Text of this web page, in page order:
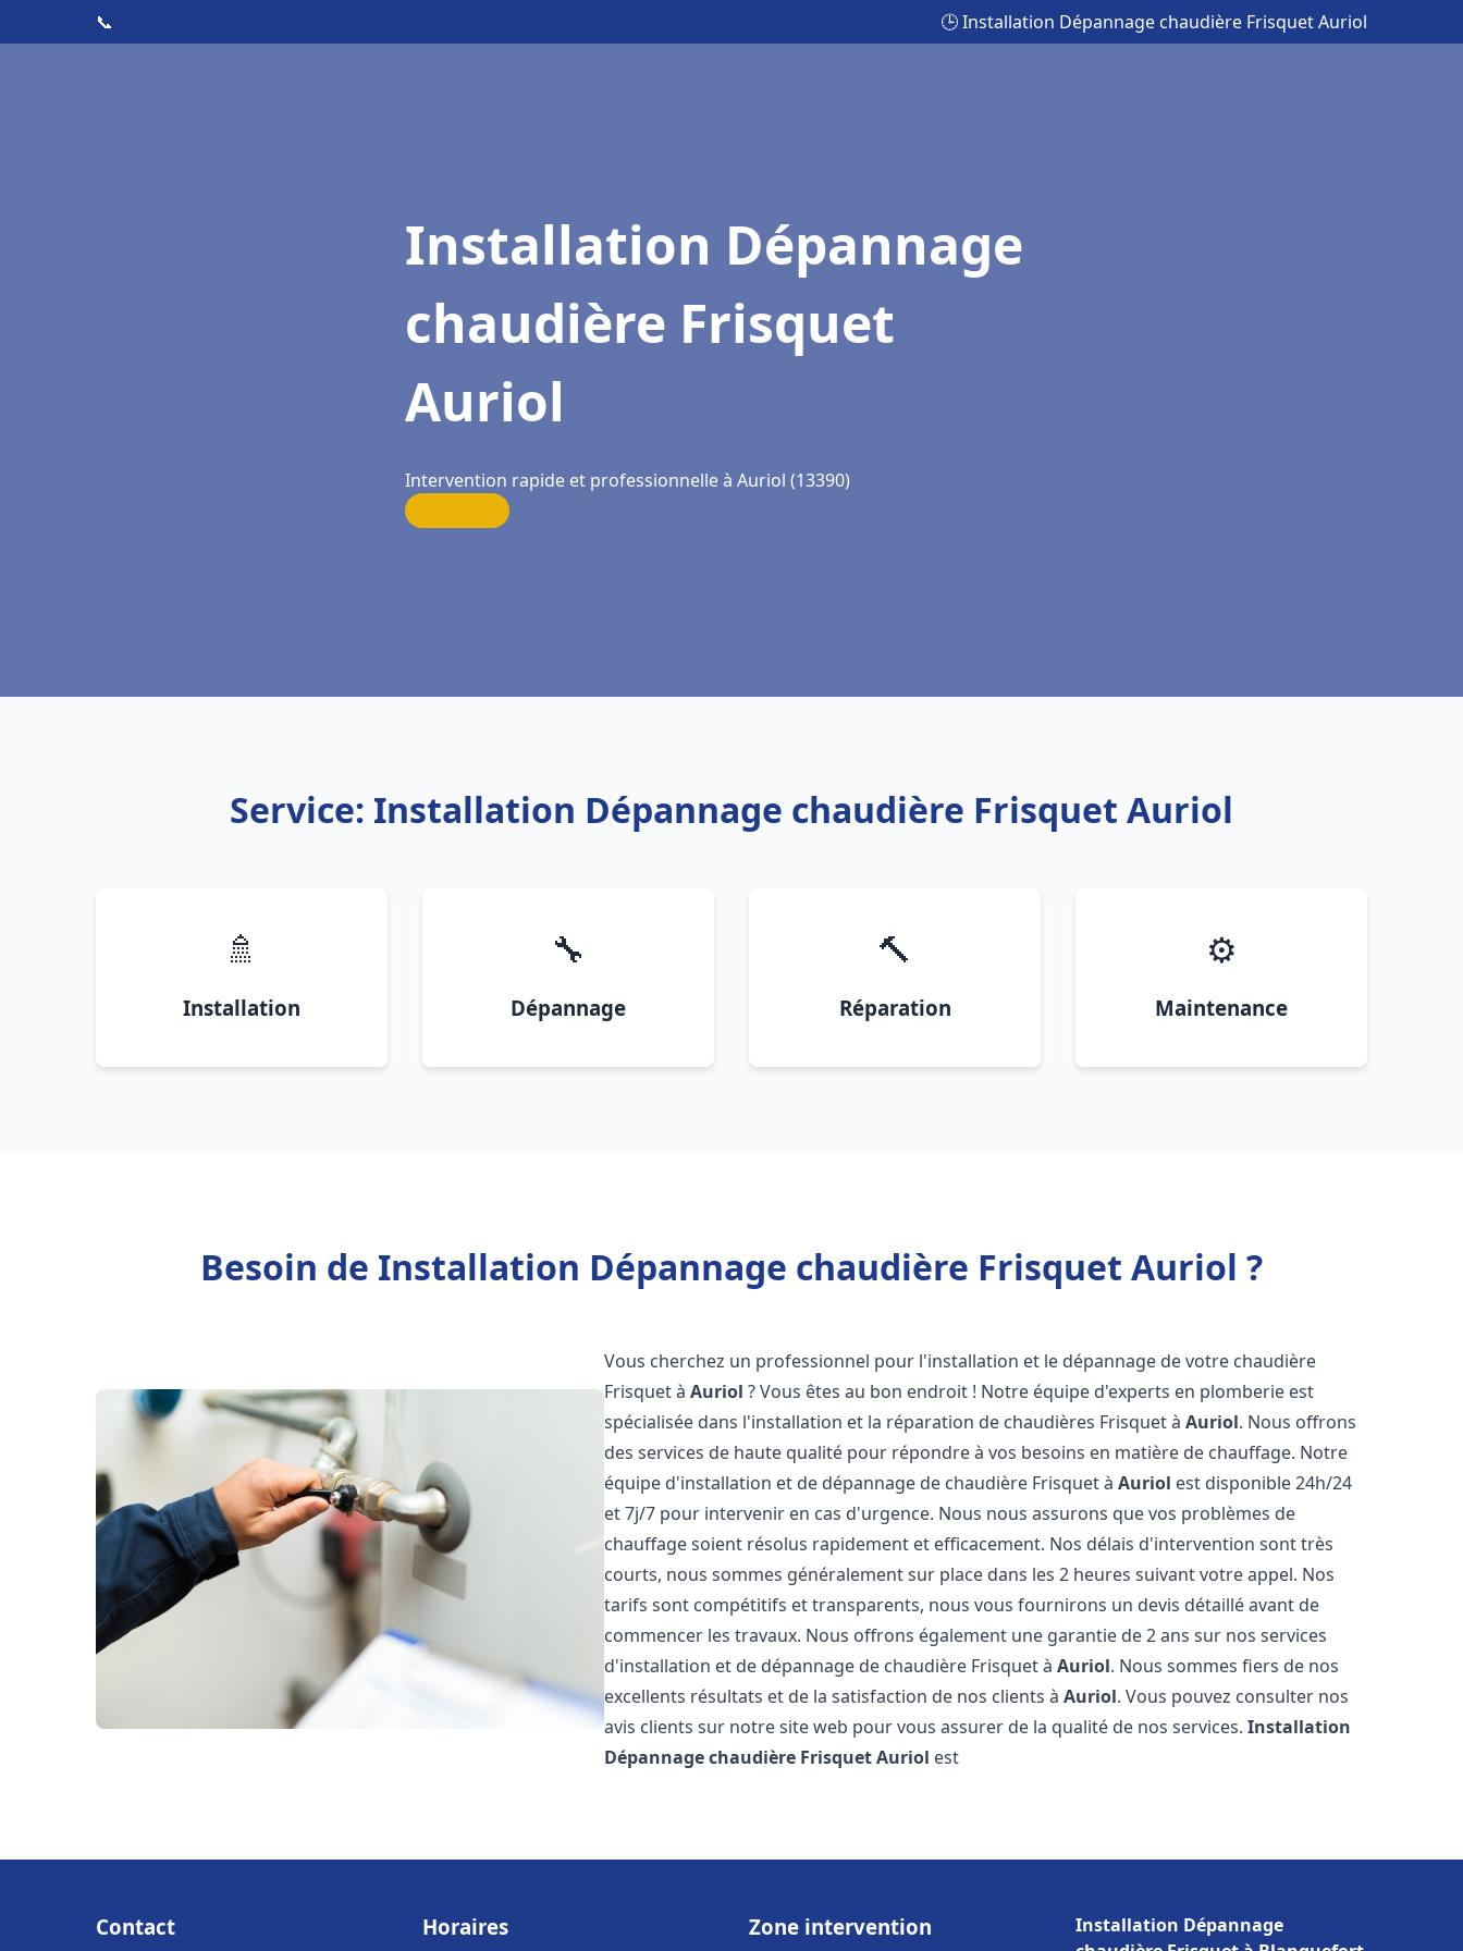
📞 🕒 Installation Dépannage chaudière Frisquet Auriol
Installation Dépannage
chaudière Frisquet
Auriol
Intervention rapide et professionnelle à Auriol (13390)
Service: Installation Dépannage chaudière Frisquet Auriol
🚿
Installation
🔧
Dépannage
🔨
Réparation
⚙️
Maintenance
Besoin de Installation Dépannage chaudière Frisquet Auriol ?
Vous cherchez un professionnel pour l'installation et le dépannage de votre chaudière
Frisquet àAuriol ? Vous êtes au bon endroit ! Notre équipe d'experts en plomberie est
spécialisée dans l'installation et la réparation de chaudières Frisquet àAuriol. Nous offrons
des services de haute qualité pour répondre à vos besoins en matière de chauffage. Notre
équipe d'installation et de dépannage de chaudière Frisquet àAuriol est disponible 24h/24
et 7j/7 pour intervenir en cas d'urgence. Nous nous assurons que vos problèmes de
chauffage soient résolus rapidement et efficacement. Nos délais d'intervention sont très
courts, nous sommes généralement sur place dans les 2 heures suivant votre appel. Nos
tarifs sont compétitifs et transparents, nous vous fournirons un devis détaillé avant de
commencer les travaux. Nous offrons également une garantie de 2 ans sur nos services
d'installation et de dépannage de chaudière Frisquet àAuriol. Nous sommes fiers de nos
excellents résultats et de la satisfaction de nos clients àAuriol. Vous pouvez consulter nos
avis clients sur notre site web pour vous assurer de la qualité de nos services.Installation
Dépannage chaudière FrisquetAuriol est
Contact Horaires Zone intervention
Installation Dépannage